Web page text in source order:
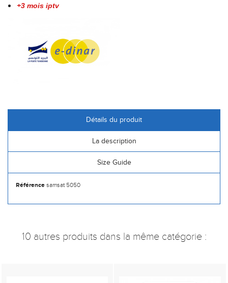
+3 mois iptv
Détails du produit
La description
Size Guide
Référence samsat 5050
10 autres produits dans la même catégorie :